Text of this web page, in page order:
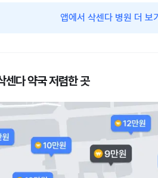
앱에서 삭센다 병원 더 보기
센다 약국 저렴한 곳